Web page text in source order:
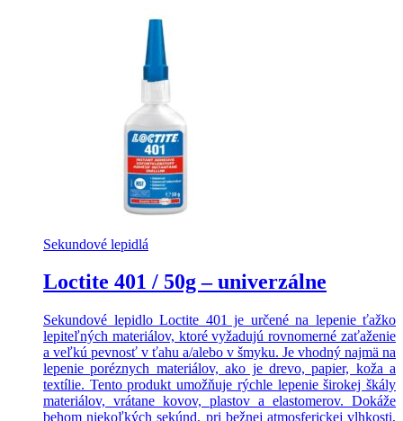
Sekundové lepidlá
Loctite 401 / 50g – univerzálne
Sekundové lepidlo Loctite 401 je určené na lepenie ťažko
lepiteľných materiálov, ktoré vyžadujú rovnomerné zaťaženie
a veľkú pevnosť v ťahu a/alebo v šmyku. Je vhodný najmä na
lepenie poréznych materiálov, ako je drevo, papier, koža a
textílie. Tento produkt umožňuje rýchle lepenie širokej škály
materiálov, vrátane kovov, plastov a elastomerov. Dokáže
behom niekoľkých sekúnd, pri bežnej atmosferickej vlhkosti,